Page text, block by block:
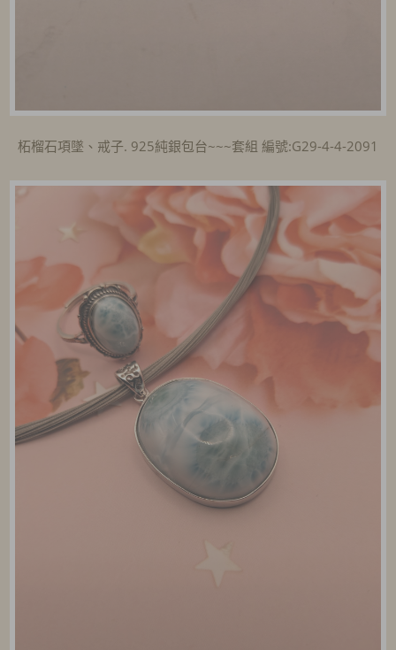
柘榴石項墜、戒子. 925純銀包台~~~套組 編號:G29-4-4-2091